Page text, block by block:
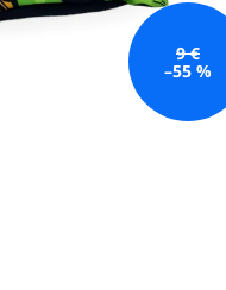
9 €
–55 %